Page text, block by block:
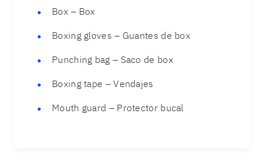
Box – Box
Boxing gloves – Guantes de box
Punching bag – Saco de box
Boxing tape – Vendajes
Mouth guard – Protector bucal